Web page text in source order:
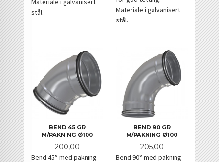
Materiale i galvanisert
stål.
Materiale i galvanisert
stål.
BEND 45 GR
M/PAKNING Ø100
Pris
200,00
Bend 45° med pakning
BEND 90 GR
M/PAKNING Ø100
Pris
205,00
Bend 90° med pakning